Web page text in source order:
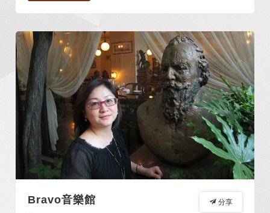
分享
Bravo音樂館